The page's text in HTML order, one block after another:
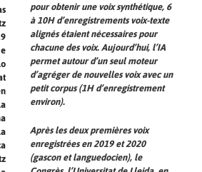
pour obtenir une voix synthétique, 6
à 10H d’enregistrements voix-texte
alignés étaient nécessaires pour
chacune des voix. Aujourd’hui, l’IA
permet autour d’un seul moteur
d’agréger de nouvelles voix avec un
petit corpus (1H d’enregistrement
environ).
Après les deux premières voix
enregistrées en 2019 et 2020
(gascon et languedocien), le